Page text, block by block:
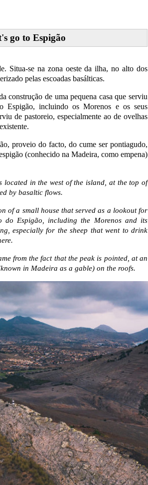
go to Espigão
Situa-se na zona oeste da ilha, no alto dos
pelas escoadas basálticas.
construção de uma pequena casa que serviu
Espigão, incluindo os Morenos e os seus
de pastoreio, especialmente ao de ovelhas
proveio do facto, do cume ser pontiagudo,
(conhecido na Madeira, como empena)
in the west of the island, at the top of
by basaltic flows.
of a small house that served as a lookout for
do Espigão, including the Morenos and its
especially for the sheep that went to drink
from the fact that the peak is pointed, at an
in Madeira as a gable) on the roofs.